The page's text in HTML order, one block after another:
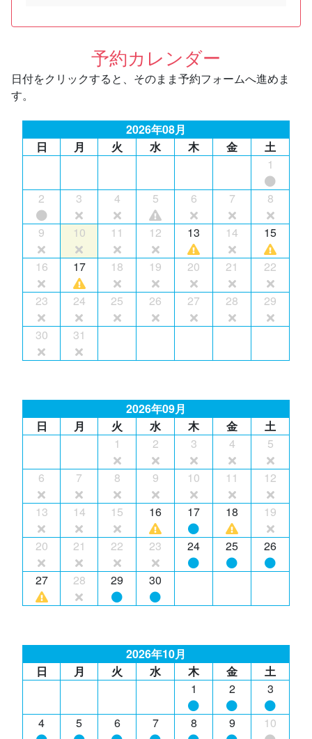
予約カレンダー
日付をクリックすると、そのまま予約フォームへ進めま
す。
2026年08月
日
月 火 水 木 金
土
1
2 3 4 5 6 7 8
9 10 11 12 13 14 15
16 17 18 19 20 21 22
23 24 25 26 27 28 29
30 31
2026年09月
日
月 火 水 木 金
土
1
2 3 4 5
6 7 8 9 10 11 12
13 14 15 16 17 18 19
20 21 22 23 24 25 26
27 28 29 30
2026年10月
日
月 火 水 木 金
土
1
2 3
4 5 6 7 8 9 10